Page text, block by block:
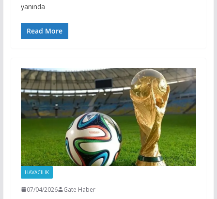
yanında
Read More
HAVACILIK
07/04/2026 Gate Haber